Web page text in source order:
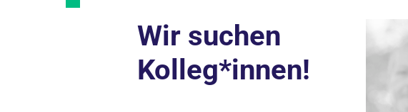
Wir suchen
Kolleg*innen!